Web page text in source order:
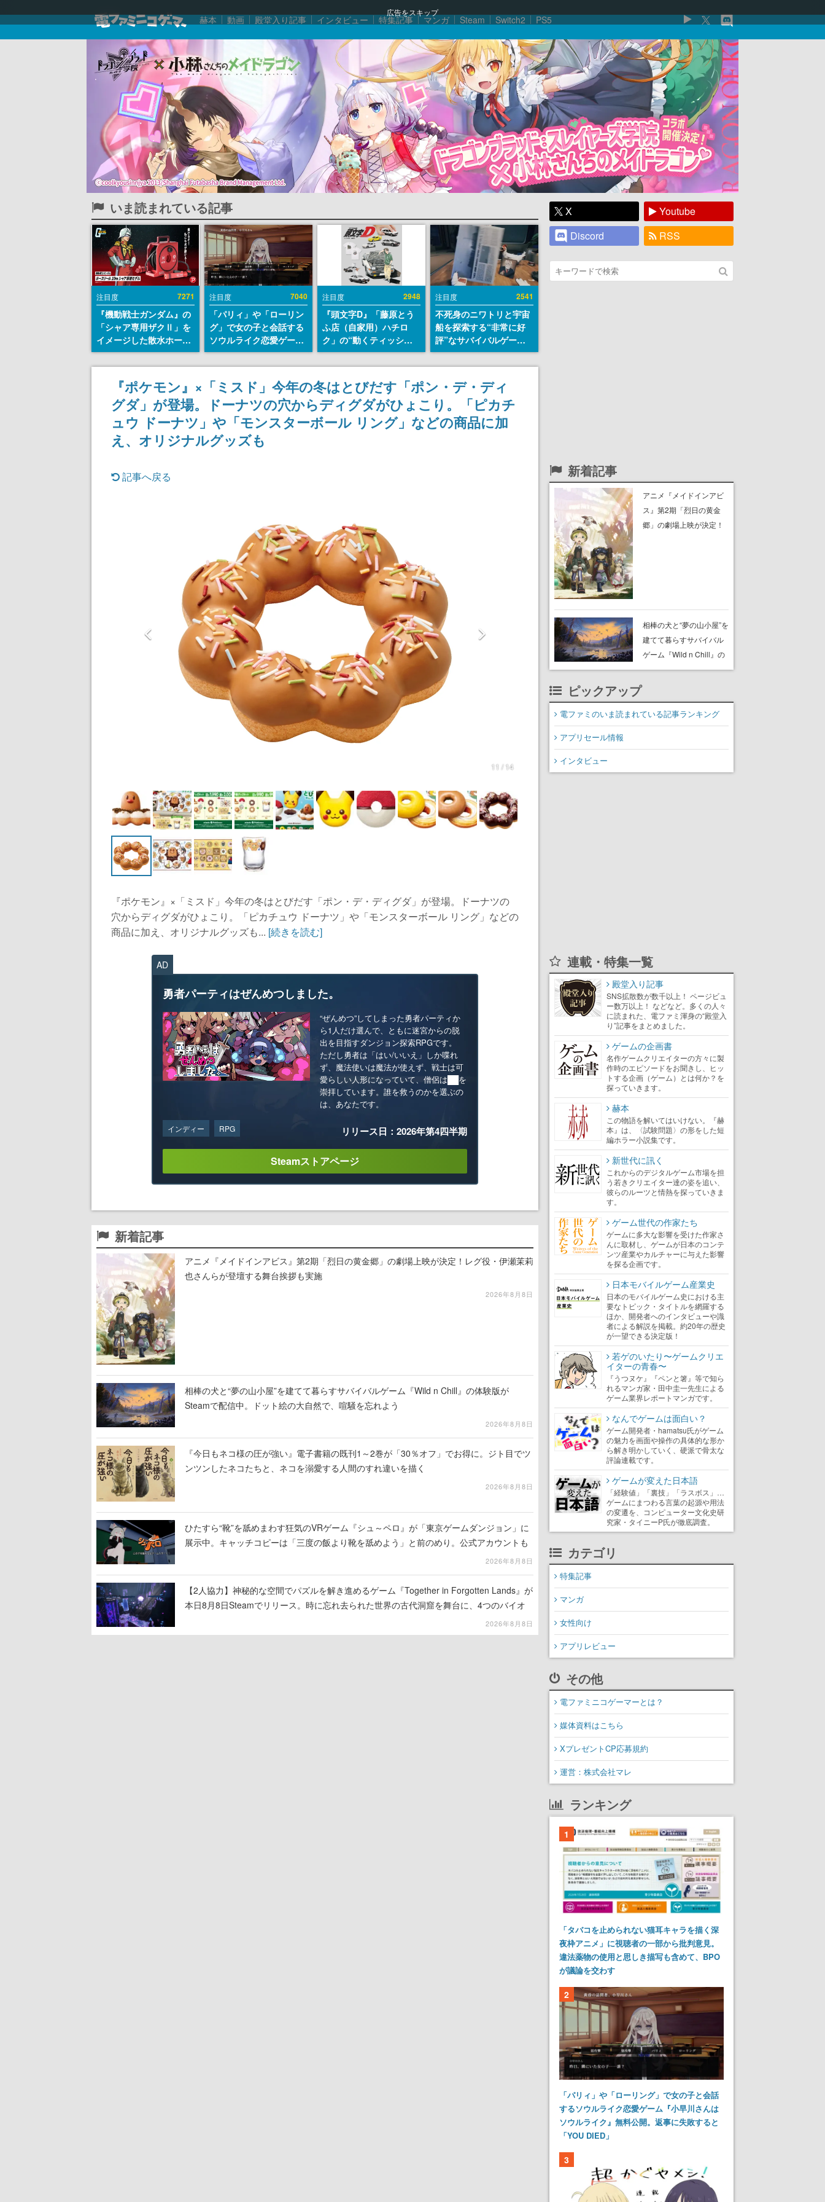
広告をスキップ
赫本 動画 殿堂入り記事 インタビュー 特集記事 マンガ Steam Switch2 PS5
いま読まれている記事
注目度 7271
『機動戦士ガンダム』の
「シャア専用ザクⅡ」を
イメージした散水ホース
リールが予約開始。本体
にはシャアのパーソナル
マークやジオン公国軍の
エンブレム、型式番号な
どを配置
注目度 7040
「パリィ」や「ローリン
グ」で女の子と会話する
ソウルライク恋愛ゲーム
『小早川さんはソウルラ
イク』無料公開。返事に
失敗すると「YOU
DIED」
注目度 2948
『頭文字D』「藤原とう
ふ店（自家用）ハチロ
ク」の“動くティッシュ
ケース”が買えるポップ
アップショップが開催
へ。マンガの舞台である
群馬の「イオンモール高
崎」にて、8月11日から8
月20日までの期間限定で
開催予定
注目度 2541
不死身のニワトリと宇宙
船を探索する“非常に好
評”なサバイバルゲーム
『Breathedge』が無料
で配布中。入手できる期
間は8月10日まで
『ポケモン』×「ミスド」今年の冬はとびだす「ポン・デ・ディ
グダ」が登場。ドーナツの穴からディグダがひょこり。「ピカチ
ュウ ドーナツ」や「モンスターボール リング」などの商品に加
え、オリジナルグッズも
記事へ戻る
11 / 14
『ポケモン』×「ミスド」今年の冬はとびだす「ポン・デ・ディグダ」が登場。ドーナツの
穴からディグダがひょこり。「ピカチュウ ドーナツ」や「モンスターボール リング」などの
商品に加え、オリジナルグッズも... [続きを読む]
AD
勇者パーティはぜんめつしました。
“ぜんめつ”してしまった勇者パーティか
ら1人だけ選んで、ともに迷宮からの脱
出を目指すダンジョン探索RPGです。
ただし勇者は「はい/いいえ」しか喋れ
ず、魔法使いは魔法が使えず、戦士は可
愛らしい人形になっていて、僧侶は██を
崇拝しています。誰を救うのかを選ぶの
は、あなたです。
インディー RPG リリース日：2026年第4四半期
Steamストアページ
新着記事
アニメ『メイドインアビス』第2期「烈日の黄金郷」の劇場上映が決定！レグ役・伊瀬茉莉
也さんらが登壇する舞台挨拶も実施
2026年8月8日
相棒の犬と“夢の山小屋”を建てて暮らすサバイバルゲーム『Wild n Chill』の体験版が
Steamで配信中。ドット絵の大自然で、喧騒を忘れよう
2026年8月8日
『今日もネコ様の圧が強い』電子書籍の既刊1～2巻が「30％オフ」でお得に。ジト目でツ
ンツンしたネコたちと、ネコを溺愛する人間のすれ違いを描く
2026年8月8日
ひたすら“靴”を舐めまわす狂気のVRゲーム『シュ～ペロ』が「東京ゲームダンジョン」に
展示中。キャッチコピーは「三度の飯より靴を舐めよう」と前のめり。公式アカウントも
2026年8月8日
【2人協力】神秘的な空間でパズルを解き進めるゲーム『Together in Forgotten Lands』が
本日8月8日Steamでリリース。時に忘れ去られた世界の古代洞窟を舞台に、4つのバイオ
2026年8月8日
X
Youtube
Discord
RSS
新着記事
アニメ『メイドインアビ
ス』第2期「烈日の黄金
郷」の劇場上映が決定！
相棒の犬と“夢の山小屋”を
建てて暮らすサバイバル
ゲーム『Wild n Chill』の
体験版がSteamで配信
ピックアップ
電ファミのいま読まれている記事ランキング
アプリセール情報
インタビュー
連載・特集一覧
殿堂入り記事
SNS拡散数が数千以上！ ページビュ
ー数万以上！ などなど。多くの人々
に読まれた、電ファミ渾身の“殿堂入
り”記事をまとめました。
ゲームの企画書
名作ゲームクリエイターの方々に製
作時のエピソードをお聞きし、ヒッ
トする企画（ゲーム）とは何か？を
探っていきます。
赫本
この物語を解いてはいけない。『赫
本』は、〈試験問題〉の形をした短
編ホラー小説集です。
新世代に訊く
これからのデジタルゲーム市場を担
う若きクリエイター達の姿を追い、
彼らのルーツと情熱を探っていきま
す。
ゲーム世代の作家たち
ゲームに多大な影響を受けた作家さ
んに取材し、ゲームが日本のコンテ
ンツ産業やカルチャーに与えた影響
を探る企画です。
日本モバイルゲーム産業史
日本のモバイルゲーム史における主
要なトピック・タイトルを網羅する
ほか、開発者へのインタビューや識
者による解説を掲載。約20年の歴史
が一望できる決定版！
若ゲのいたり〜ゲームクリエ
イターの青春〜
『うつヌケ』『ペンと箸』等で知ら
れるマンガ家・田中圭一先生による
ゲーム業界レポートマンガです。
なんでゲームは面白い？
ゲーム開発者・hamatsu氏がゲーム
の魅力を画面や操作の具体的な形か
ら解き明かしていく、硬派で骨太な
評論連載です。
ゲームが変えた日本語
「経験値」「裏技」「ラスボス」…
ゲームにまつわる言葉の起源や用法
の変遷を、コンピューター文化史研
究家・タイニーP氏が徹底調査。
カテゴリ
特集記事
マンガ
女性向け
アプリレビュー
その他
電ファミニコゲーマーとは？
媒体資料はこちら
XプレゼントCP応募規約
運営：株式会社マレ
ランキング
1
「タバコを止められない猫耳キャラを描く深
夜枠アニメ」に視聴者の一部から批判意見。
違法薬物の使用と思しき描写も含めて、BPO
が議論を交わす
2
「パリィ」や「ローリング」で女の子と会話
するソウルライク恋愛ゲーム『小早川さんは
ソウルライク』無料公開。返事に失敗すると
「YOU DIED」
3